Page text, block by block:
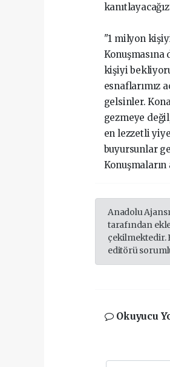
"1 milyon
kişiyi
esnaflarımız
gelsinler.
gezmeye
en lezzetli
buyursunlar
Anadolu
tarafından
çekilmektedir.
editörü
Okuyucu